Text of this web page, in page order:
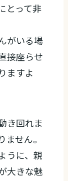
とって非
がいる場
接座らせ
ますよ
き回れま
せん。
うに、親
大きな魅